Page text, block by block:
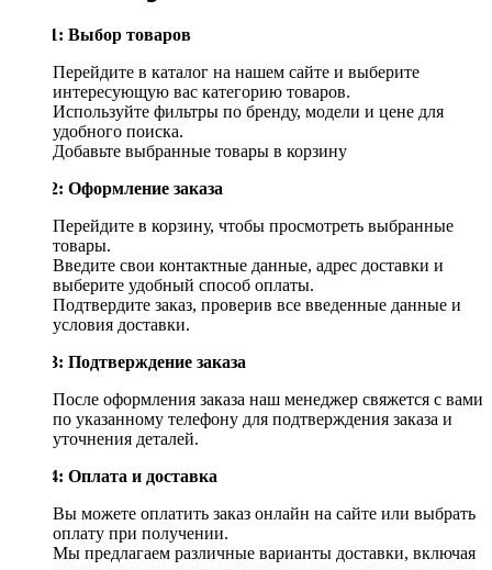
Шаг 1: Выбор товаров
Перейдите в каталог на нашем сайте и выберите
интересующую вас категорию товаров.
Используйте фильтры по бренду, модели и цене для
удобного поиска.
Добавьте выбранные товары в корзину
Шаг 2: Оформление заказа
Перейдите в корзину, чтобы просмотреть выбранные
товары.
Введите свои контактные данные, адрес доставки и
выберите удобный способ оплаты.
Подтвердите заказ, проверив все введенные данные и
условия доставки.
Шаг 3: Подтверждение заказа
После оформления заказа наш менеджер свяжется с вами
по указанному телефону для подтверждения заказа и
уточнения деталей.
Шаг 4: Оплата и доставка
Вы можете оплатить заказ онлайн на сайте или выбрать
оплату при получении.
Мы предлагаем различные варианты доставки, включая